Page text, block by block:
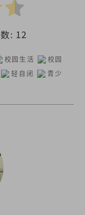
: 12
校园生活
校园
轻自闭
青少